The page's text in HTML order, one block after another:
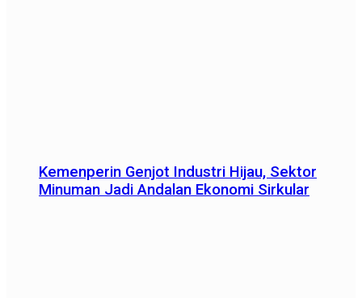
Kemenperin Genjot Industri Hijau, Sektor
Minuman Jadi Andalan Ekonomi Sirkular